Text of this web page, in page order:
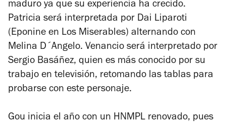
maduro ya que su experiencia ha crecido.
Patricia será interpretada por Dai Liparoti
(Eponine en Los Miserables) alternando con
Melina D´Angelo. Venancio será interpretado por
Sergio Basáñez, quien es más conocido por su
trabajo en televisión, retomando las tablas para
probarse con este personaje.
Gou inicia el año con un HNMPL renovado, pues